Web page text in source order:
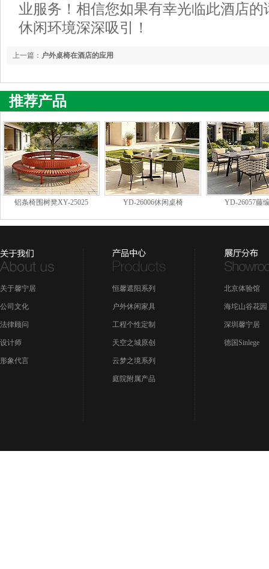
业服务！相信您如果有幸光临此酒店
休闲环境深深吸引！
上一篇： 户外桌椅在酒店的应用
推荐产品
铝条椅围树凳XY-25025 YD-26006休闲桌椅 YD-26057藤
关于馨宁居
公司文化
法律顾问
设计师
形象代言
恒馨遮阳系列
户外休闲家具
工程个性定制
天空之城原创
云梦之境系列
庭院附属产品
北京体验馆
海坨山谷花园
深圳馨宁居
德国Sinlege